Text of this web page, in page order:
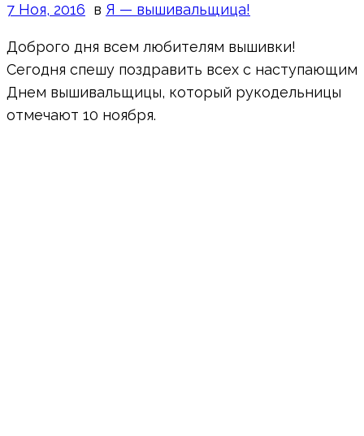
7 Ноя, 2016 в Я — вышивальщица!
Доброго дня всем любителям вышивки!
Сегодня спешу поздравить всех с наступающим
Днем вышивальщицы, который рукодельницы
отмечают 10 ноября.